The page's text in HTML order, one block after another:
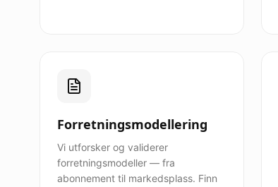
Forretningsmodellering
Vi utforsker og validerer
forretningsmodeller — fra
abonnement til markedsplass. Finn